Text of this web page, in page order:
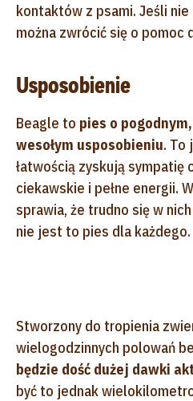
kontaktów z psami. Jeśli nie
można zwrócić się o pomoc
Usposobienie
Beagle to pies o
wesołym usposobieniu. To
łatwością zyskują
ciekawskie i pełne energii.
sprawia, że trudno się w
nie jest to pies dla każdego.
Stworzony do tropienia
wielogodzinnych polowań
będzie dość dużej dawki
być to jednak